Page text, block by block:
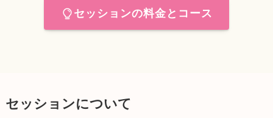
セッションの料金とコース
セッションについて